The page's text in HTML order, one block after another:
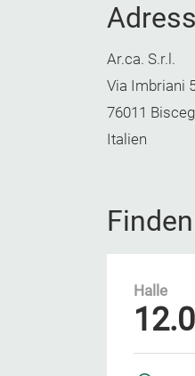
Ar.ca. S.r.l.
Via Imbriani
76011
Italien
Halle
12.0